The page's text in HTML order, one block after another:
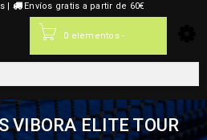
| Envíos gratis a partir de 60€
0 elementos -
VIBORA ELITE TOUR